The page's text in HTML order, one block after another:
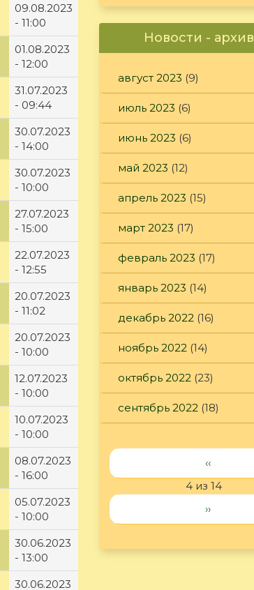
09.08.2023
- 11:00
01.08.2023
- 12:00
31.07.2023
- 09:44
30.07.2023
- 14:00
30.07.2023
- 10:00
27.07.2023
- 15:00
22.07.2023
- 12:55
20.07.2023
- 11:02
20.07.2023
- 10:00
12.07.2023
- 10:00
10.07.2023
- 10:00
08.07.2023
- 16:00
05.07.2023
- 10:00
30.06.2023
- 13:00
30.06.2023
Новости - архив
август 2023 (9)
июль 2023 (6)
июнь 2023 (6)
май 2023 (12)
апрель 2023 (15)
март 2023 (17)
февраль 2023 (17)
январь 2023 (14)
декабрь 2022 (16)
ноябрь 2022 (14)
октябрь 2022 (23)
сентябрь 2022 (18)
‹‹
4 из 14
››